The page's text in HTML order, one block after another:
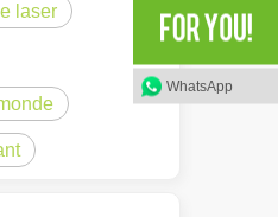
laser
WhatsApp